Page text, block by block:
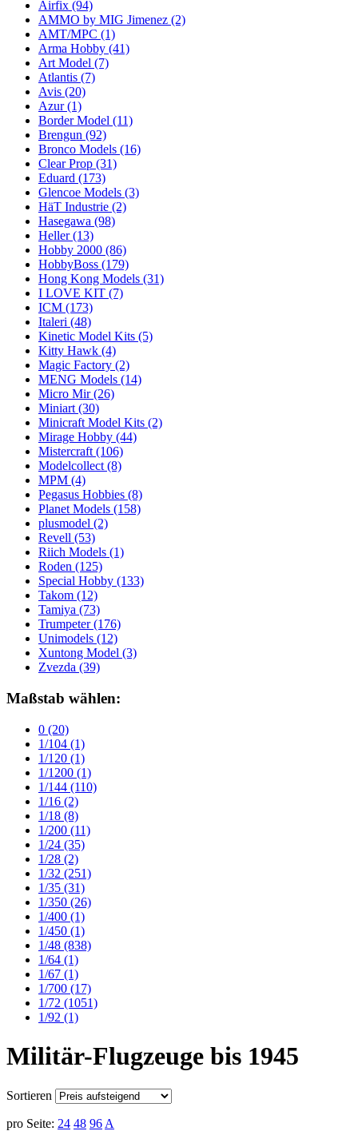
Airfix (94)
AMMO by MIG Jimenez (2)
AMT/MPC (1)
Arma Hobby (41)
Art Model (7)
Atlantis (7)
Avis (20)
Azur(1)
Border Model (11)
Brengun (92)
Bronco Models (16)
Clear Prop (31)
Eduard (173)
Glencoe Models (3)
HäT Industrie (2)
Hasegawa (98)
Heller(13)
Hobby 2000 (86)
HobbyBoss (179)
Hong Kong Models (31)
I LOVE KIT (7)
ICM (173)
Italeri (48)
Kinetic Model Kits (5)
Kitty Hawk (4)
Magic Factory (2)
MENG Models (14)
Micro Mir(26)
Miniart (30)
Minicraft Model Kits (2)
Mirage Hobby (44)
Mistercraft (106)
Modelcollect (8)
MPM (4)
Pegasus Hobbies (8)
Planet Models (158)
plusmodel (2)
Revell (53)
Riich Models (1)
Roden (125)
Special Hobby (133)
Takom (12)
Tamiya (73)
Trumpeter(176)
Unimodels (12)
Xuntong Model (3)
Zvezda (39)
Maßstab wählen:
0 (20)
1/104 (1)
1/120 (1)
1/1200 (1)
1/144 (110)
1/16 (2)
1/18 (8)
1/200 (11)
1/24 (35)
1/28 (2)
1/32 (251)
1/35 (31)
1/350 (26)
1/400 (1)
1/450 (1)
1/48 (838)
1/64 (1)
1/67 (1)
1/700 (17)
1/72 (1051)
1/92 (1)
Militär-Flugzeuge bis 1945
Sortieren
pro Seite: 24 48 96 A